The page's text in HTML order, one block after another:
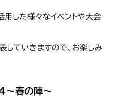
した様々なイベントや大会
していきますので、お楽しみ
春の陣～